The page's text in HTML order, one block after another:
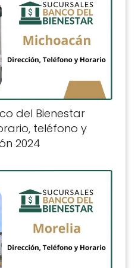
del Bienestar
teléfono y
2024